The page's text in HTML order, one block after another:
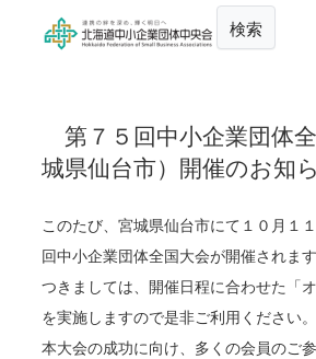
検索
第７５回中小企業団体
城県仙台市）開催のお知
このたび、宮城県仙台市にて１０月１
回中小企業団体全国大会が開催されます
つきましては、開催日程に合わせた「
を実施しますので是非ご利用ください。
本大会の成功に向け、多くの会員のご